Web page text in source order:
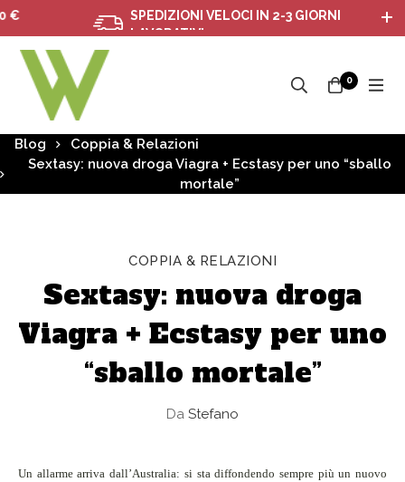
SPEDIZIONI VELOCI IN 2-3 GIORNI
LAVORATIVI
0
Blog
Coppia & Relazioni
Sextasy: nuova droga Viagra + Ecstasy per uno “sballo
mortale”
COPPIA & RELAZIONI
Sextasy: nuova droga
Viagra + Ecstasy per uno
“sballo mortale”
Da Stefano
Un allarme arriva dall’Australia: si sta diffondendo sempre più un nuovo